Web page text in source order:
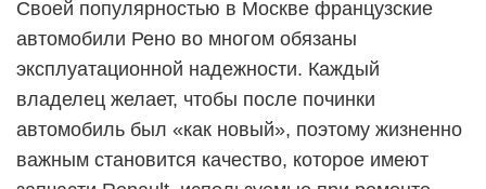
Своей популярностью в Москве французские
автомобили Рено во многом обязаны
эксплуатационной надежности. Каждый
владелец желает, чтобы после починки
автомобиль был «как новый», поэтому жизненно
важным становится качество, которое имеют